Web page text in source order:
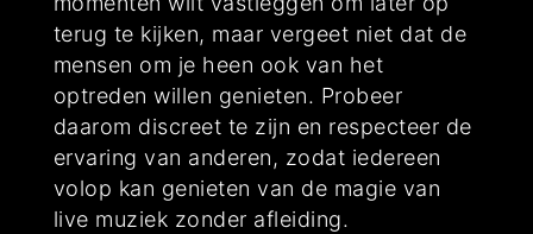
terug te kijken, maar vergeet niet dat de
mensen om je heen ook van het
optreden willen genieten. Probeer
daarom discreet te zijn en respecteer de
ervaring van anderen, zodat iedereen
volop kan genieten van de magie van
live muziek zonder afleiding.